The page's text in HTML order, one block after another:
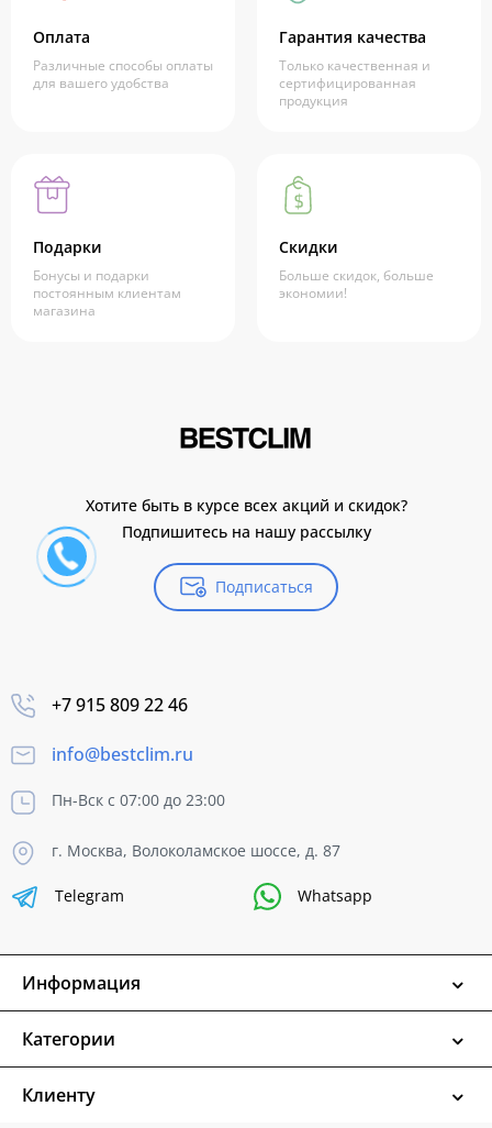
Оплата
Различные способы оплаты
для вашего удобства
Гарантия качества
Только качественная и
сертифицированная
продукция
Подарки
Бонусы и подарки
постоянным клиентам
магазина
Скидки
Больше скидок, больше
экономии!
Хотите быть в курсе всех акций и скидок?
Подпишитесь на нашу рассылку
Подписаться
+7 915 809 22 46
info@bestclim.ru
Пн-Вск с 07:00 до 23:00
г. Москва, Волоколамское шоссе, д. 87
Telegram Whatsapp
Информация
Категории
Клиенту